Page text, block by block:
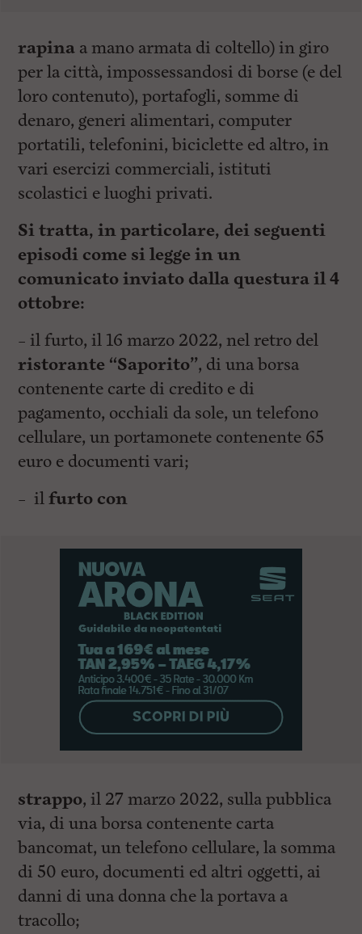
rapina a mano armata di coltello) in giro
per la città, impossessandosi di borse (e del
loro contenuto), portafogli, somme di
denaro, generi alimentari, computer
portatili, telefonini, biciclette ed altro, in
vari esercizi commerciali, istituti
scolastici e luoghi privati.
Si tratta, in particolare, dei seguenti
episodi come si legge in un
comunicato inviato dalla questura il 4
ottobre:
– il furto, il 16 marzo 2022, nel retro del
ristorante “Saporito”, di una borsa
contenente carte di credito e di
pagamento, occhiali da sole, un telefono
cellulare, un portamonete contenente 65
euro e documenti vari;
– ilfurto con
strappo, il 27 marzo 2022, sulla pubblica
via, di una borsa contenente carta
bancomat, un telefono cellulare, la somma
di 50 euro, documenti ed altri oggetti, ai
danni di una donna che la portava a
tracollo;